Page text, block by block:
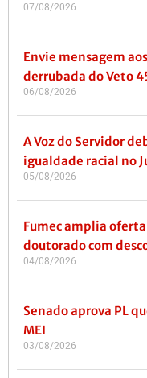
07/08/2026
Envie mensagem
derrubada do Veto
06/08/2026
A Voz do Servidor
igualdade racial no
05/08/2026
Fumec amplia
doutorado com
04/08/2026
Senado aprova PL
MEI
03/08/2026